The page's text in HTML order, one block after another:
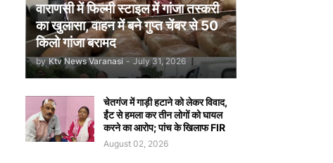
वाराणसी में फिल्मी स्टाइल में गांजा तस्करी
का खुलासा, वाहन में बने गुप्त चेंबर से 50
किलो गांजा बरामद
by Ktv News Varanasi - July 31, 2026
चेतगंज में गाड़ी हटाने को लेकर विवाद,
ईंट से हमला कर तीन लोगों को घायल
करने का आरोप; पांच के खिलाफ FIR
August 02, 2026